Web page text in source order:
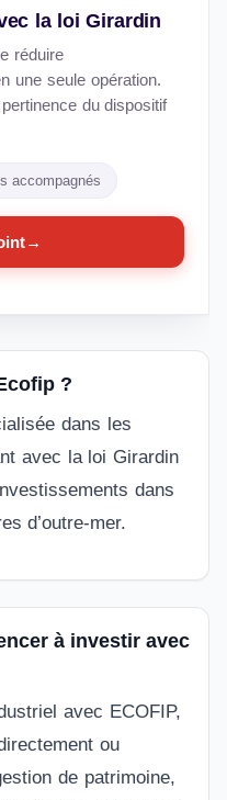
la loi Girardin
réduire
une seule opération.
du dispositif
accompagnés
→
?
dans les
avec la loi Girardin
dans
d’outre-mer.
à investir avec
avec ECOFIP,
ou
de patrimoine,